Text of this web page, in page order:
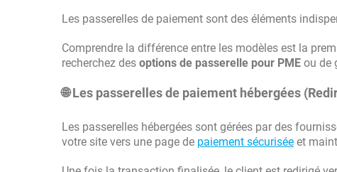
Les passerelles de paiement sont des éléments
Comprendre la différence entre les modèles est la
recherchez des options de passerelle pour PME ou de
🌐 Les passerelles de paiement hébergées
Les passerelles hébergées sont gérées par des
votre site vers une page de paiement sécurisée et